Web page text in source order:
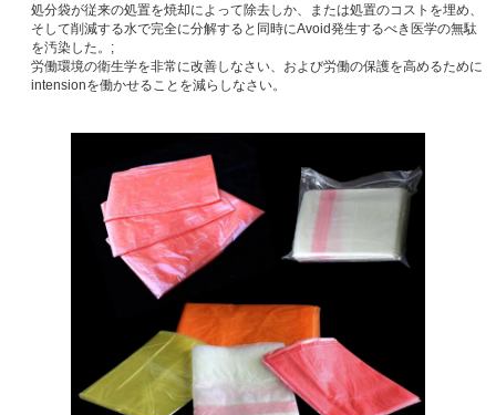
処分袋が従来の処置を焼却によって除去しか、または処置のコストを埋め、
そして削減する水で完全に分解すると同時にAvoid発生するべき医学の無駄
を汚染した。;
労働環境の衛生学を非常に改善しなさい、および労働の保護を高めるために
intensionを働かせることを減らしなさい。